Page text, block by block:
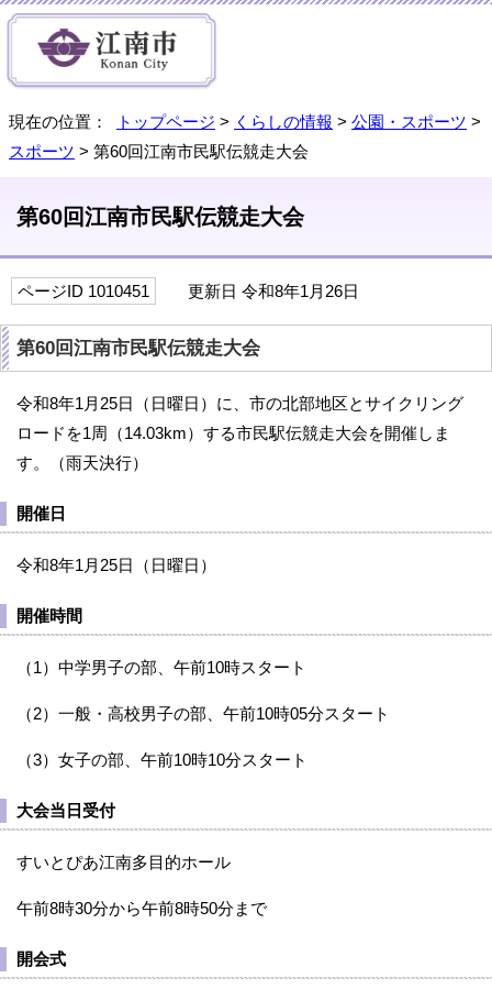
現在の位置： トップページ > くらしの情報 > 公園・スポーツ >
スポーツ > 第60回江南市民駅伝競走大会
第60回江南市民駅伝競走大会
ページID 1010451 更新日 令和8年1月26日
第60回江南市民駅伝競走大会
令和8年1月25日（日曜日）に、市の北部地区とサイクリング
ロードを1周（14.03km）する市民駅伝競走大会を開催しま
す。（雨天決行）
開催日
令和8年1月25日（日曜日）
開催時間
（1）中学男子の部、午前10時スタート
（2）一般・高校男子の部、午前10時05分スタート
（3）女子の部、午前10時10分スタート
大会当日受付
すいとぴあ江南多目的ホール
午前8時30分から午前8時50分まで
開会式